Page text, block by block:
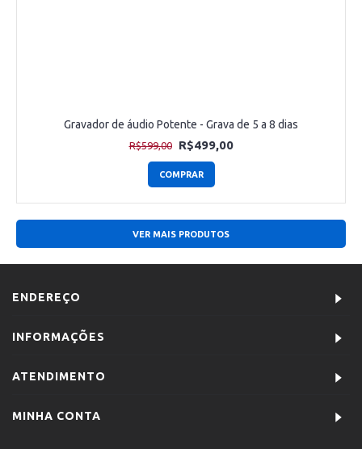
Gravador de áudio Potente - Grava de 5 a 8 dias
R$599,00 R$499,00
COMPRAR
VER MAIS PRODUTOS
ENDEREÇO
INFORMAÇÕES
ATENDIMENTO
MINHA CONTA